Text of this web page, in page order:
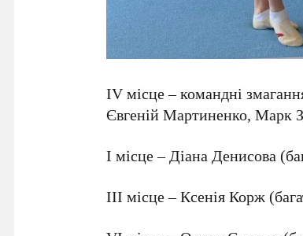
ІV місце – командні
Євгеній Мартиненко, Марк
І місце – Діана Денисова
ІІІ місце – Ксенія Корж